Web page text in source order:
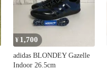
¥ 1,700
adidas BLONDEY Gazelle
Indoor 26.5cm